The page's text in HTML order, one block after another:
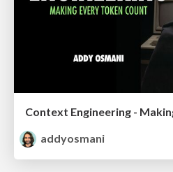
Context Engineering -
addyosmani